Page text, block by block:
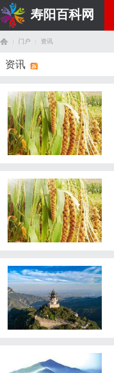
寿阳百科网
门户 资讯
资讯